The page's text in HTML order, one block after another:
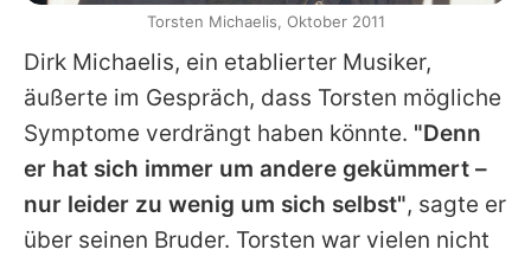
Dirk Michaelis, ein etablierter Musiker,
äußerte im Gespräch, dass Torsten mögliche
Symptome verdrängt haben könnte. "Denn
er hat sich immer um andere gekümmert –
nur leider zu wenig um sich selbst", sagte er
über seinen Bruder. Torsten war vielen nicht
Torsten Michaelis, Oktober 2011